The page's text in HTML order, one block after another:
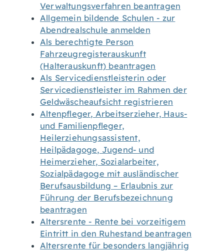
Verwaltungsverfahren beantragen
Allgemein bildende Schulen - zur
Abendrealschule anmelden
Als berechtigte Person
Fahrzeugregisterauskunft
(Halterauskunft) beantragen
Als Servicedienstleisterin oder
Servicedienstleister im Rahmen der
Geldwäscheaufsicht registrieren
Altenpfleger, Arbeitserzieher, Haus-
und Familienpfleger,
Heilerziehungsassistent,
Heilpädagoge, Jugend- und
Heimerzieher, Sozialarbeiter,
Sozialpädagoge mit ausländischer
Berufsausbildung – Erlaubnis zur
Führung der Berufsbezeichnung
beantragen
Altersrente - Rente bei vorzeitigem
Eintritt in den Ruhestand beantragen
Altersrente für besonders langjährig